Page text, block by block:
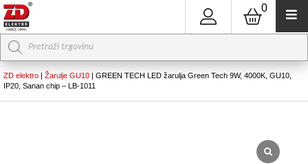
0
Products
search
ZD elektro | Žarulje GU10 | GREEN TECH LED žarulja Green Tech 9W, 4000K, GU10,
IP20, Sanan chip – LB-1011